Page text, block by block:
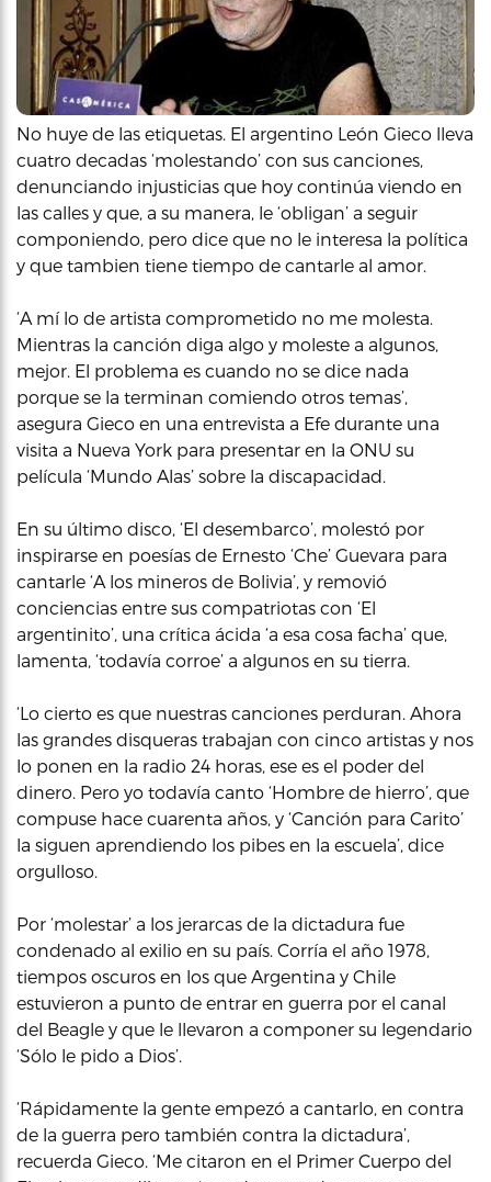
No huye de las etiquetas. El argentino León Gieco lleva
cuatro decadas ‘molestando’ con sus canciones,
denunciando injusticias que hoy continúa viendo en
las calles y que, a su manera, le ‘obligan’ a seguir
componiendo, pero dice que no le interesa la política
y que tambien tiene tiempo de cantarle al amor.
‘A mí lo de artista comprometido no me molesta.
Mientras la canción diga algo y moleste a algunos,
mejor. El problema es cuando no se dice nada
porque se la terminan comiendo otros temas’,
asegura Gieco en una entrevista a Efe durante una
visita a Nueva York para presentar en la ONU su
película ‘Mundo Alas’ sobre la discapacidad.
En su último disco, ‘El desembarco’, molestó por
inspirarse en poesías de Ernesto ‘Che’ Guevara para
cantarle ‘A los mineros de Bolivia’, y removió
conciencias entre sus compatriotas con ‘El
argentinito’, una crítica ácida ‘a esa cosa facha’ que,
lamenta, ‘todavía corroe’ a algunos en su tierra.
‘Lo cierto es que nuestras canciones perduran. Ahora
las grandes disqueras trabajan con cinco artistas y nos
lo ponen en la radio 24 horas, ese es el poder del
dinero. Pero yo todavía canto ‘Hombre de hierro’, que
compuse hace cuarenta años, y ‘Canción para Carito’
la siguen aprendiendo los pibes en la escuela’, dice
orgulloso.
Por ‘molestar’ a los jerarcas de la dictadura fue
condenado al exilio en su país. Corría el año 1978,
tiempos oscuros en los que Argentina y Chile
estuvieron a punto de entrar en guerra por el canal
del Beagle y que le llevaron a componer su legendario
‘Sólo le pido a Dios’.
‘Rápidamente la gente empezó a cantarlo, en contra
de la guerra pero también contra la dictadura’,
recuerda Gieco. ‘Me citaron en el Primer Cuerpo del